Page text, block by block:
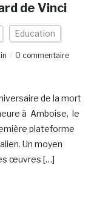
de Vinci
Education
0 commentaire
de la mort
à Amboise, le
plateforme
Un moyen
œuvres […]